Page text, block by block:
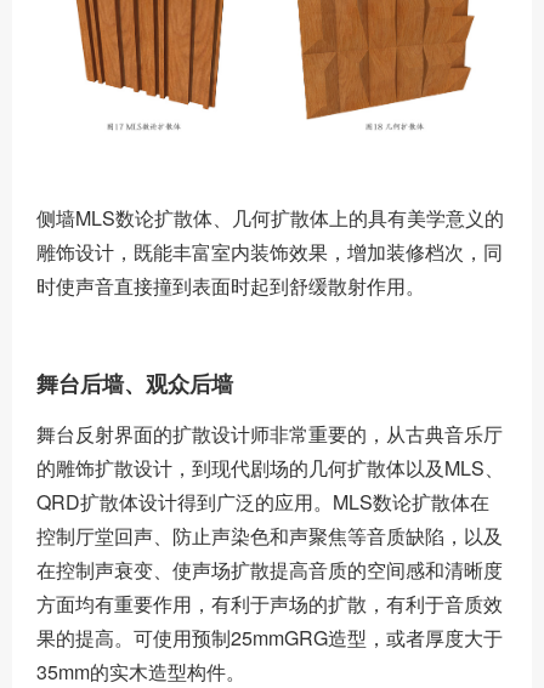
侧墙MLS数论扩散体、几何扩散体上的具有美学意义的
雕饰设计，既能丰富室内装饰效果，增加装修档次，同
时使声音直接撞到表面时起到舒缓散射作用。
舞台后墙、观众后墙
舞台反射界面的扩散设计师非常重要的，从古典音乐厅
的雕饰扩散设计，到现代剧场的几何扩散体以及MLS、
QRD扩散体设计得到广泛的应用。MLS数论扩散体在
控制厅堂回声、防止声染色和声聚焦等音质缺陷，以及
在控制声衰变、使声场扩散提高音质的空间感和清晰度
方面均有重要作用，有利于声场的扩散，有利于音质效
果的提高。可使用预制25mmGRG造型，或者厚度大于
35mm的实木造型构件。